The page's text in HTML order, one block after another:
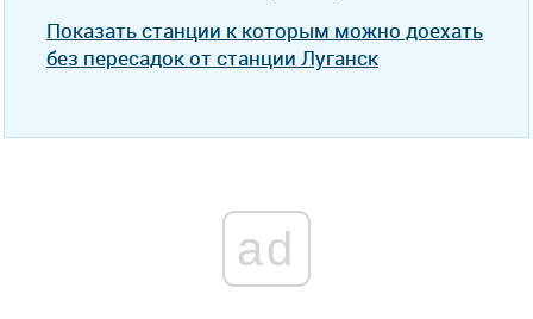
Показать станции к которым можно доехать
без пересадок от станции Луганск
ad